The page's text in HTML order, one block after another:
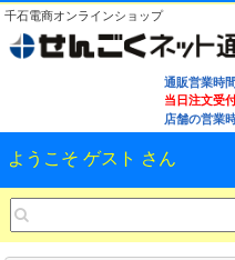
千石電商オンラインショップ
通販営業時
当日注文受
店舗の営業
ようこそ ゲスト さん